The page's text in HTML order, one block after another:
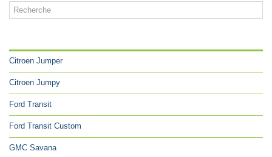
Citroen Jumper
Citroen Jumpy
Ford Transit
Ford Transit Custom
GMC Savana